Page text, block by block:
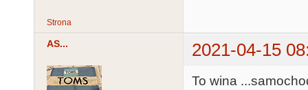
Strona
AS... 2021-04-15
To wina